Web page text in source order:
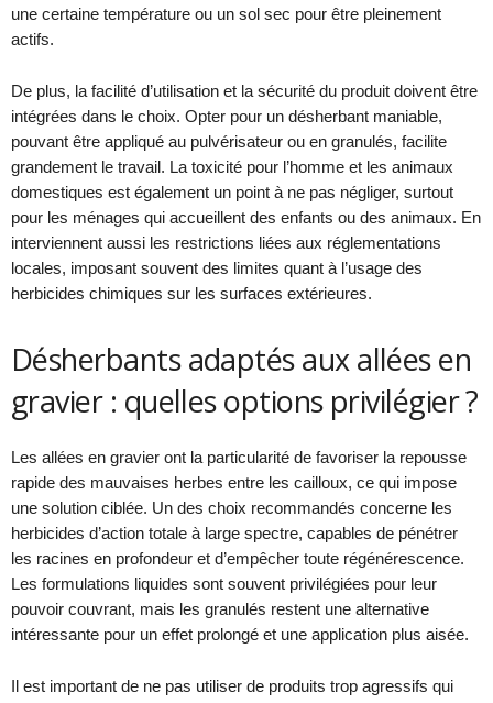
une certaine température ou un sol sec pour être pleinement
actifs.
De plus, la facilité d’utilisation et la sécurité du produit doivent être
intégrées dans le choix. Opter pour un désherbant maniable,
pouvant être appliqué au pulvérisateur ou en granulés, facilite
grandement le travail. La toxicité pour l’homme et les animaux
domestiques est également un point à ne pas négliger, surtout
pour les ménages qui accueillent des enfants ou des animaux. En
interviennent aussi les restrictions liées aux réglementations
locales, imposant souvent des limites quant à l’usage des
herbicides chimiques sur les surfaces extérieures.
Désherbants adaptés aux allées en
gravier : quelles options privilégier ?
Les allées en gravier ont la particularité de favoriser la repousse
rapide des mauvaises herbes entre les cailloux, ce qui impose
une solution ciblée. Un des choix recommandés concerne les
herbicides d’action totale à large spectre, capables de pénétrer
les racines en profondeur et d’empêcher toute régénérescence.
Les formulations liquides sont souvent privilégiées pour leur
pouvoir couvrant, mais les granulés restent une alternative
intéressante pour un effet prolongé et une application plus aisée.
Il est important de ne pas utiliser de produits trop agressifs qui